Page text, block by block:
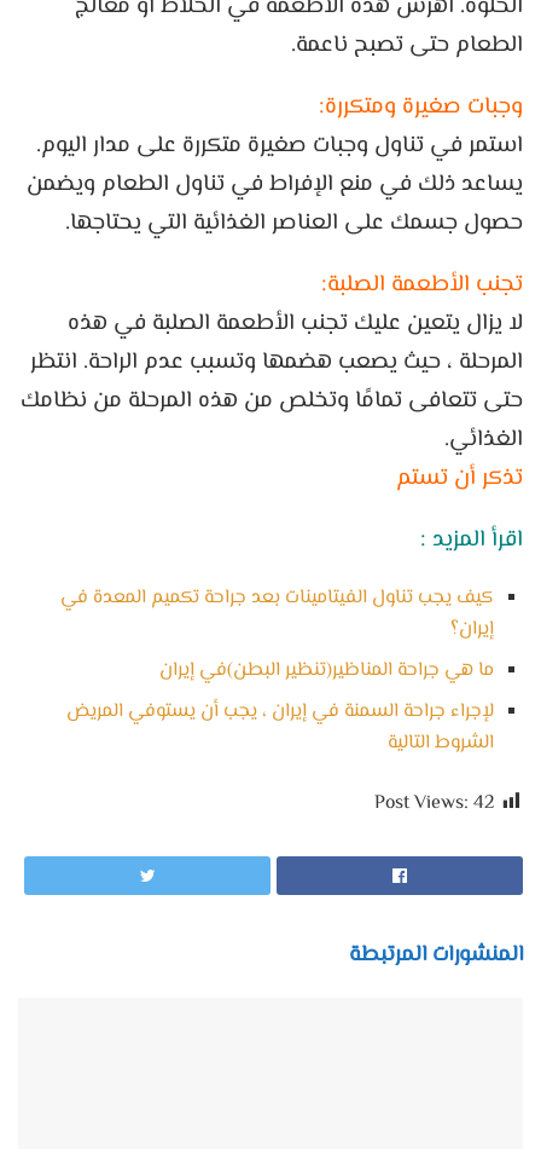
الطعام حتى تصبح ناعمة.
وجبات صغيرة ومتكررة:
استمر في تناول وجبات صغيرة متكررة على مدار اليوم.
يساعد ذلك في منع الإفراط في تناول الطعام ويضمن
حصول جسمك على العناصر الغذائية التي يحتاجها.
تجنب الأطعمة الصلبة:
لا يزال يتعين عليك تجنب الأطعمة الصلبة في هذه
المرحلة ، حيث يصعب هضمها وتسبب عدم الراحة. انتظر
حتى تتعافى تمامًا وتخلص من هذه المرحلة من نظامك
الغذائي.
تذكر أن تستم
اقرأ المزيد :
كيف يجب تناول الفيتامينات بعد جراحة تكميم المعدة في
إيران؟
ما هي جراحة المناظير(تنظير البطن)في إيران
لإجراء جراحة السمنة في إيران ، يجب أن يستوفي المريض
الشروط التالية
Post Views: 42
المنشورات المرتبطة